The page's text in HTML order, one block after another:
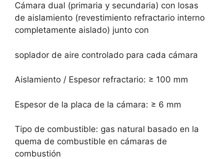
Cámara dual (primaria y secundaria) con losas
de aislamiento (revestimiento refractario interno
completamente aislado) junto con
soplador de aire controlado para cada cámara
Aislamiento / Espesor refractario: ≥ 100 mm
Espesor de la placa de la cámara: ≥ 6 mm
Tipo de combustible: gas natural basado en la
quema de combustible en cámaras de
combustión